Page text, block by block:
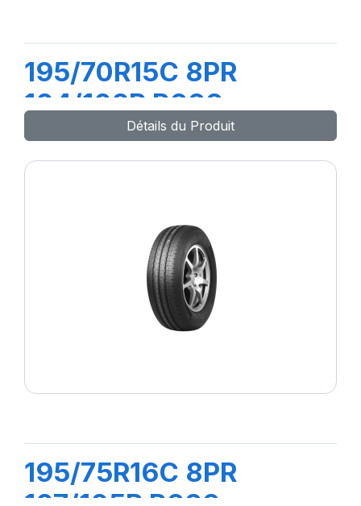
195/70R15C 8PR
104/102R R666
Détails du Produit
195/75R16C 8PR